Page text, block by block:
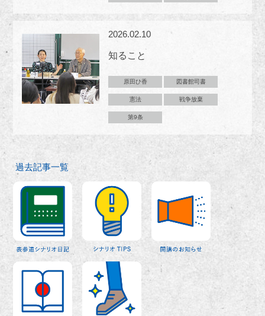
2026.02.10
知ること
原田ひ香 図書館司書
憲法 戦争放棄
第9条
過去記事一覧